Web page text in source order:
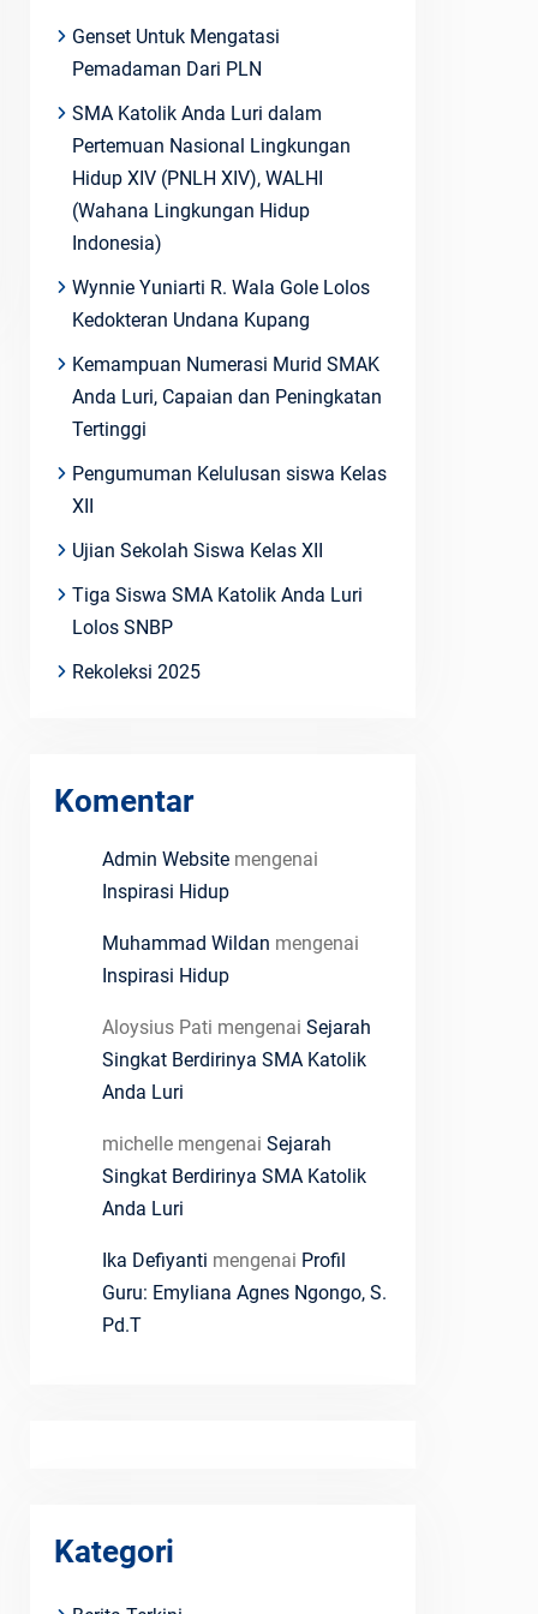
Genset Untuk Mengatasi
Pemadaman Dari PLN
SMA Katolik Anda Luri dalam
Pertemuan Nasional Lingkungan
Hidup XIV (PNLH XIV), WALHI
(Wahana Lingkungan Hidup
Indonesia)
Wynnie Yuniarti R. Wala Gole Lolos
Kedokteran Undana Kupang
Kemampuan Numerasi Murid SMAK
Anda Luri, Capaian dan Peningkatan
Tertinggi
Pengumuman Kelulusan siswa Kelas
XII
Ujian Sekolah Siswa Kelas XII
Tiga Siswa SMA Katolik Anda Luri
Lolos SNBP
Rekoleksi 2025
Komentar
Admin Website mengenai
Inspirasi Hidup
Muhammad Wildan mengenai
Inspirasi Hidup
Aloysius Pati mengenai Sejarah
Singkat Berdirinya SMA Katolik
Anda Luri
michelle mengenai Sejarah
Singkat Berdirinya SMA Katolik
Anda Luri
Ika Defiyanti mengenai Profil
Guru: Emyliana Agnes Ngongo, S.
Pd.T
Kategori